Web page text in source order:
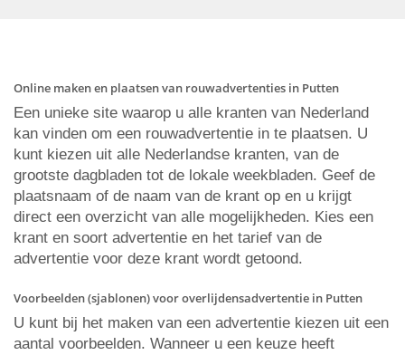
Online maken en plaatsen van rouwadvertenties in Putten
Een unieke site waarop u alle kranten van Nederland
kan vinden om een rouwadvertentie in te plaatsen. U
kunt kiezen uit alle Nederlandse kranten, van de
grootste dagbladen tot de lokale weekbladen. Geef de
plaatsnaam of de naam van de krant op en u krijgt
direct een overzicht van alle mogelijkheden. Kies een
krant en soort advertentie en het tarief van de
advertentie voor deze krant wordt getoond.
Voorbeelden (sjablonen) voor overlijdensadvertentie in Putten
U kunt bij het maken van een advertentie kiezen uit een
aantal voorbeelden. Wanneer u een keuze heeft